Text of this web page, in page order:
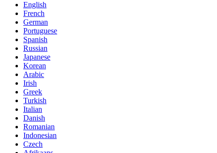
English
French
German
Portuguese
Spanish
Russian
Japanese
Korean
Arabic
Irish
Greek
Turkish
Italian
Danish
Romanian
Indonesian
Czech